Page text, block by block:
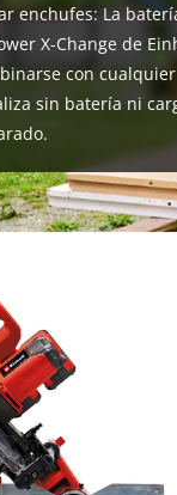
enchufes: La
X-Change de
con cualquier
sin batería ni